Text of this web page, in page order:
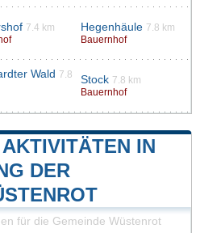
7.4 km
Hegenhäule 7.8 km
Bauernhof
Wald
7.8
Stock 7.8 km
Bauernhof
IN
DER
für die Gemeinde Wüstenrot